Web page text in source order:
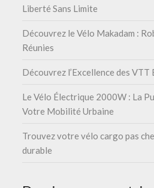
Liberté Sans Limite
Découvrez le Vélo Makadam :
Réunies
Découvrez l’Excellence des
Le Vélo Électrique 2000W : La
Votre Mobilité Urbaine
Trouvez votre vélo cargo pas
durable